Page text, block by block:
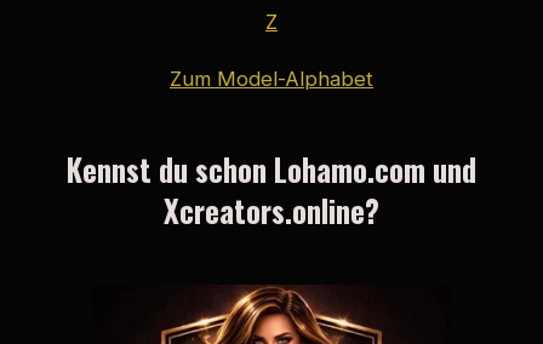
Z
Zum Model-Alphabet
Kennst du schon Lohamo.com und
Xcreators.online?